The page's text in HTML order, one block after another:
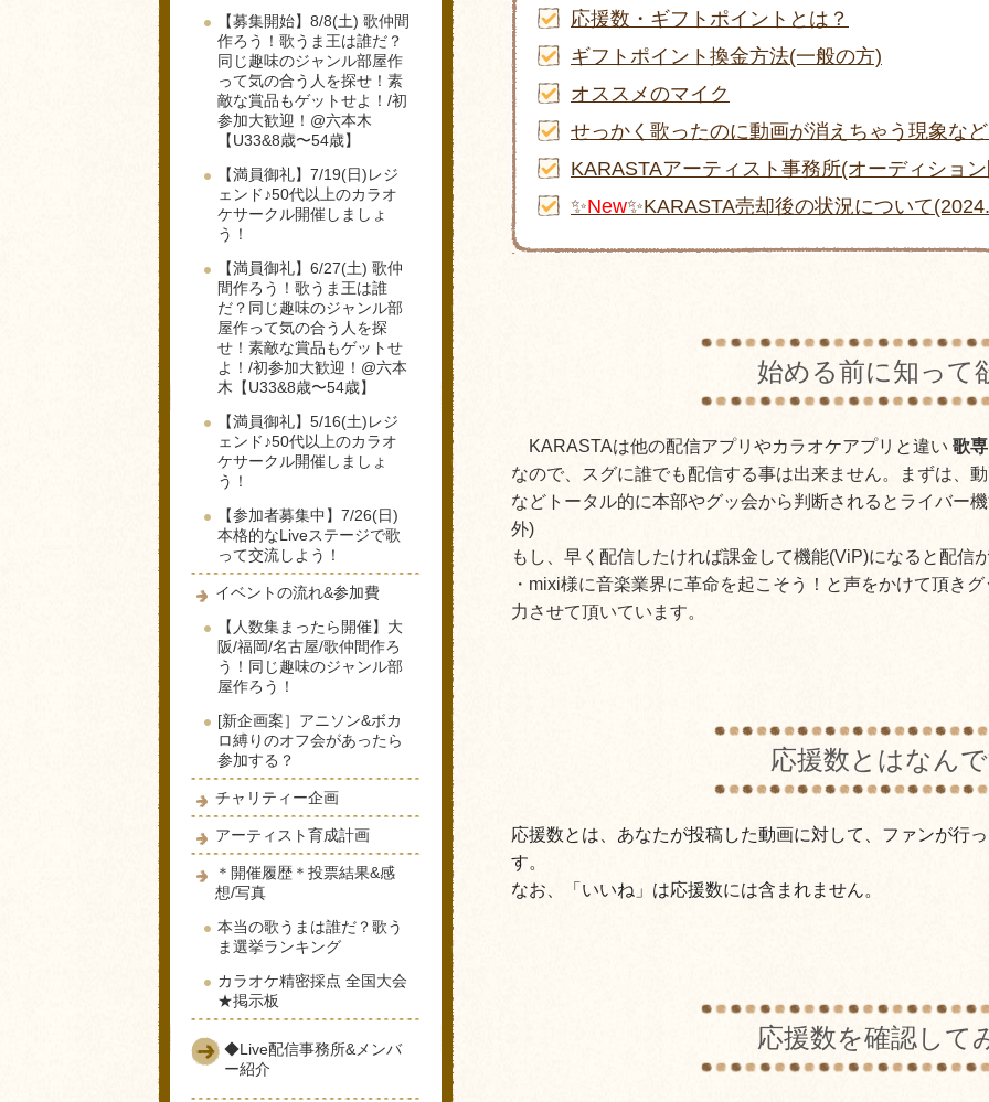
応援数・ギフトポイントとは？
ギフトポイント換金方法(一般の方)
オススメのマイク
せっかく歌ったのに動画が消えちゃう現象な
KARASTAアーティスト事務所(オーディショ
✨New✨KARASTA売却後の状況について
始める前に知って
KARASTAは他の配信アプリやカラオケアプリと違い 歌
なので、スグに誰でも配信する事は出来ません。まずは、
などトータル的に本部やグッ会から判断されるとライバー
外)
もし、早く配信したければ課金して機能(ViP)になると配信
・mixi様に音楽業界に革命を起こそう！と声をかけて頂き
力させて頂いています。
応援数とはなん
応援数とは、あなたが投稿した動画に対して、ファンが行
す。
なお、「いいね」は応援数には含まれません。
応援数を確認して
【募集開始】8/8(土) 歌仲間
作ろう！歌うま王は誰だ？
同じ趣味のジャンル部屋作
って気の合う人を探せ！素
敵な賞品もゲットせよ！/初
参加大歓迎！@六本木
【U33&8歳〜54歳】
【満員御礼】7/19(日)レジ
ェンド♪50代以上のカラオ
ケサークル開催しましょ
う！
【満員御礼】6/27(土) 歌仲
間作ろう！歌うま王は誰
だ？同じ趣味のジャンル部
屋作って気の合う人を探
せ！素敵な賞品もゲットせ
よ！/初参加大歓迎！@六本
木【U33&8歳〜54歳】
【満員御礼】5/16(土)レジ
ェンド♪50代以上のカラオ
ケサークル開催しましょ
う！
【参加者募集中】7/26(日)
本格的なLiveステージで歌
って交流しよう！
イベントの流れ&参加費
【人数集まったら開催】大
阪/福岡/名古屋/歌仲間作ろ
う！同じ趣味のジャンル部
屋作ろう！
[新企画案］アニソン&ボカ
ロ縛りのオフ会があったら
参加する？
チャリティー企画
アーティスト育成計画
＊開催履歴＊投票結果&感
想/写真
本当の歌うまは誰だ？歌う
ま選挙ランキング
カラオケ精密採点 全国大会
★掲示板
◆Live配信事務所&メンバ
ー紹介